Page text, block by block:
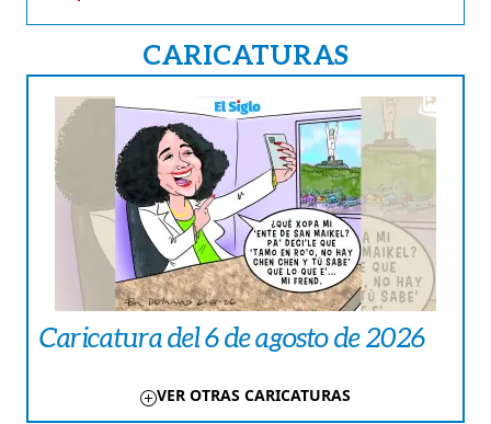
CARICATURAS
Caricatura del 6 de agosto de 2026
VER OTRAS CARICATURAS